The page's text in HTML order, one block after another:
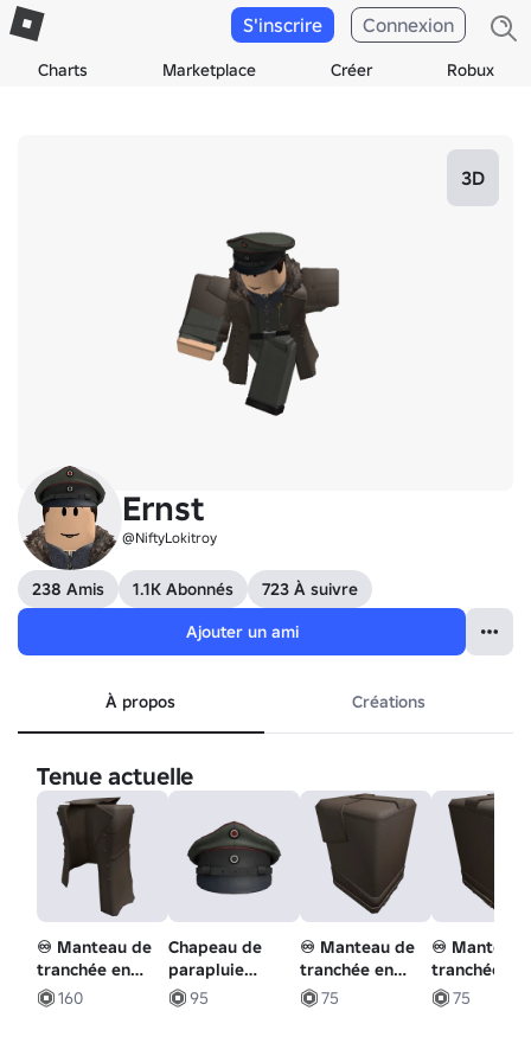
Charts Marketplace Créer Robux
S'inscrire Connexion
3D
Ernst
@NiftyLokitroy
238 Amis 1.1K Abonnés
723 À suivre
Ajouter un ami
À propos Créations
Tenue actuelle
♾️ Manteau de
tranchée en
cuir brun
classique
160
Chapeau de
parapluie
allemand M1917
Pioneer
95
♾️ Manteau de
tranchée en
cuir brun
classique pour
75
♾️ Manteau
tranchée en
cuir brun
classique
75